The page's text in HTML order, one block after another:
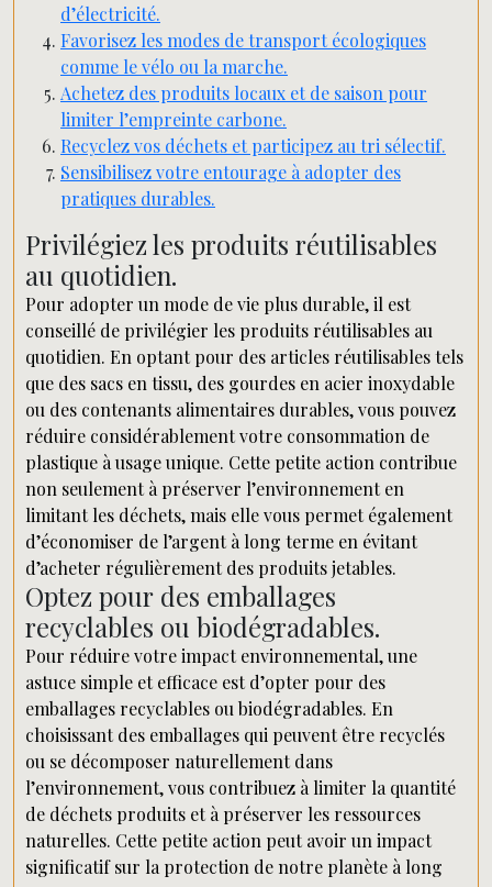
d’électricité.
Favorisez les modes de transport écologiques
comme le vélo ou la marche.
Achetez des produits locaux et de saison pour
limiter l’empreinte carbone.
Recyclez vos déchets et participez au tri sélectif.
Sensibilisez votre entourage à adopter des
pratiques durables.
Privilégiez les produits réutilisables
au quotidien.
Pour adopter un mode de vie plus durable, il est
conseillé de privilégier les produits réutilisables au
quotidien. En optant pour des articles réutilisables tels
que des sacs en tissu, des gourdes en acier inoxydable
ou des contenants alimentaires durables, vous pouvez
réduire considérablement votre consommation de
plastique à usage unique. Cette petite action contribue
non seulement à préserver l’environnement en
limitant les déchets, mais elle vous permet également
d’économiser de l’argent à long terme en évitant
d’acheter régulièrement des produits jetables.
Optez pour des emballages
recyclables ou biodégradables.
Pour réduire votre impact environnemental, une
astuce simple et efficace est d’opter pour des
emballages recyclables ou biodégradables. En
choisissant des emballages qui peuvent être recyclés
ou se décomposer naturellement dans
l’environnement, vous contribuez à limiter la quantité
de déchets produits et à préserver les ressources
naturelles. Cette petite action peut avoir un impact
significatif sur la protection de notre planète à long